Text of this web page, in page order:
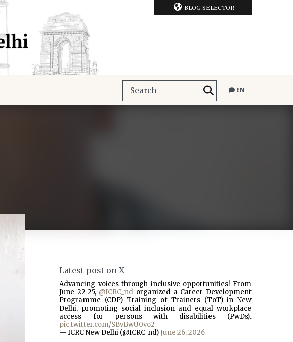
BLOG SELECTOR
EN
Latest post on X
Advancing voices through inclusive opportunities! From
June 22-25, @ICRC_nd organized a Career Development
Programme (CDP) Training of Trainers (ToT) in New
Delhi, promoting social inclusion and equal workplace
access for persons with disabilities (PwDs).
pic.twitter.com/SBvBwU0vo2
— ICRC New Delhi (@ICRC_nd) June 26, 2026